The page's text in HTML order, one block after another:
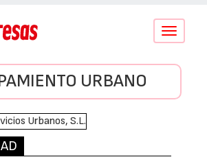
Conmutar
URBANO